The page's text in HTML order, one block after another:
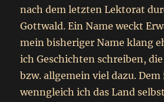
nach dem letzten Lektorat
Gottwald. Ein Name weckt
mein bisheriger Name klang
ich Geschichten schreiben,
bzw. allgemein viel dazu.
wenngleich ich das Land